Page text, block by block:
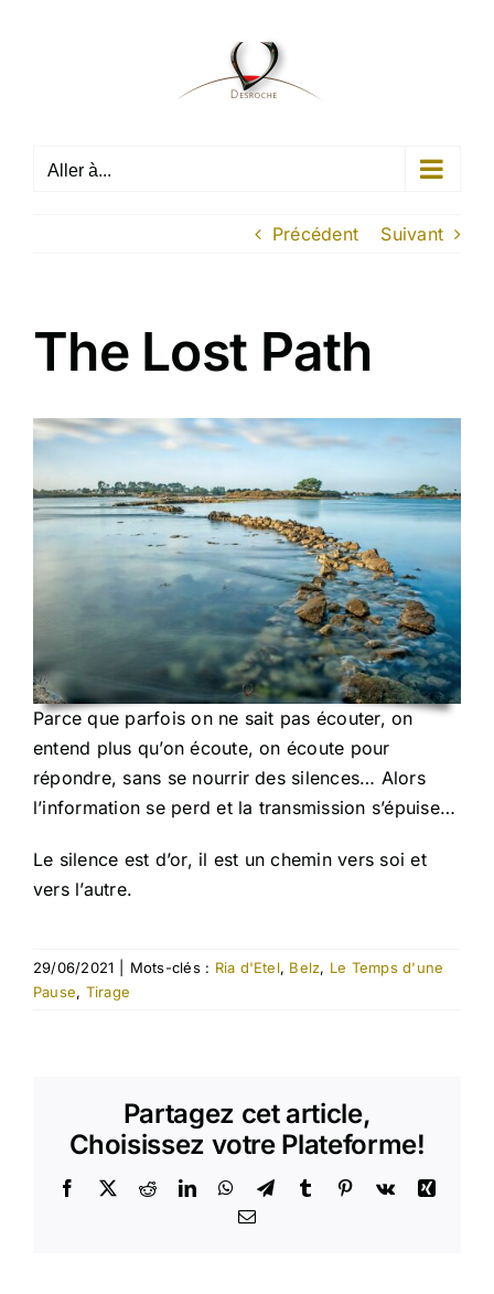
Aller à...
Précédent Suivant
The Lost Path
Parce que parfois on ne sait pas écouter, on
entend plus qu’on écoute, on écoute pour
répondre, sans se nourrir des silences… Alors
l’information se perd et la transmission s’épuise…
Le silence est d’or, il est un chemin vers soi et
vers l’autre.
29/06/2021 Mots-clés : Ria d'Etel, Belz, Le Temps d'une
Pause, Tirage
Partagez cet article,
Choisissez votre Plateforme!
Facebook
X RedditLinkedInWhatsApp
TelegramTumblr Pinterest
Vk
Xing
Email